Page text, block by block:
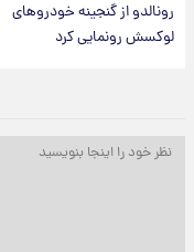
رونالدو از گنجینه خودروهای
لوکسش رونمایی کرد